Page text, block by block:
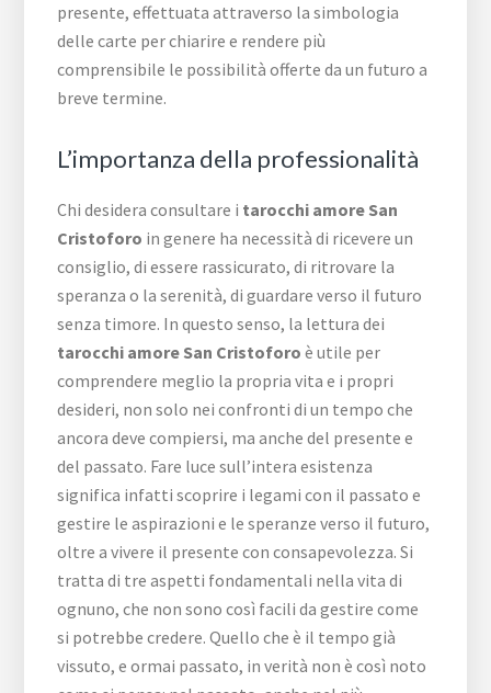
presente, effettuata attraverso la simbologia
delle carte per chiarire e rendere più
comprensibile le possibilità offerte da un futuro a
breve termine.
L’importanza della professionalità
Chi desidera consultare i tarocchi amore San
Cristoforo in genere ha necessità di ricevere un
consiglio, di essere rassicurato, di ritrovare la
speranza o la serenità, di guardare verso il futuro
senza timore. In questo senso, la lettura dei
tarocchi amore San Cristoforo è utile per
comprendere meglio la propria vita e i propri
desideri, non solo nei confronti di un tempo che
ancora deve compiersi, ma anche del presente e
del passato. Fare luce sull’intera esistenza
significa infatti scoprire i legami con il passato e
gestire le aspirazioni e le speranze verso il futuro,
oltre a vivere il presente con consapevolezza. Si
tratta di tre aspetti fondamentali nella vita di
ognuno, che non sono così facili da gestire come
si potrebbe credere. Quello che è il tempo già
vissuto, e ormai passato, in verità non è così noto